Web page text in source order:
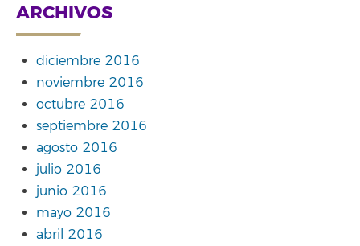
ARCHIVOS
diciembre 2016
noviembre 2016
octubre 2016
septiembre 2016
agosto 2016
julio 2016
junio 2016
mayo 2016
abril 2016